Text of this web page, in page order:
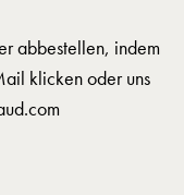
abbestellen, indem
klicken oder uns